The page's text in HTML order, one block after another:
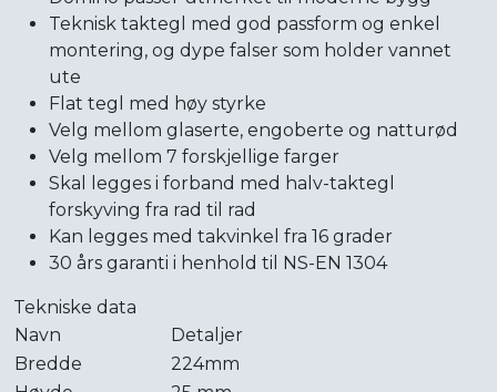
Teknisk taktegl med god passform og enkel
montering, og dype falser som holder vannet
ute
Flat tegl med høy styrke
Velg mellom glaserte, engoberte og natturød
Velg mellom 7 forskjellige farger
Skal legges i forband med halv-taktegl
forskyving fra rad til rad
Kan legges med takvinkel fra 16 grader
30 års garanti i henhold til NS-EN 1304
Tekniske data
Navn
Detaljer
Bredde
224mm